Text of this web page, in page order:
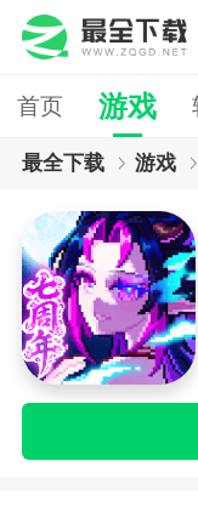
首页 游戏
最全下载 游戏